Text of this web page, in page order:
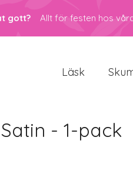
gott? Allt för festen hos
Läsk
- 1-pack